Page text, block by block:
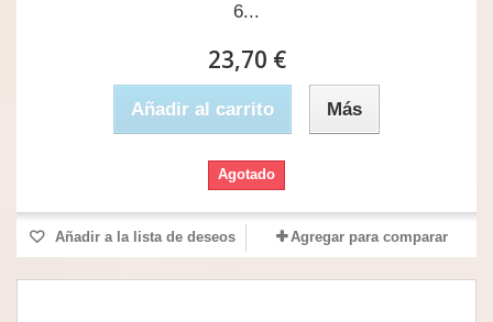
6...
23,70 €
Añadir al carrito Más
Agotado
Añadir a la lista de deseos Agregar para comparar